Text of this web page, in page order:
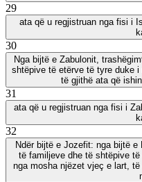
29
ata që u regjistruan nga fisi i
30
Nga bijtë e Zabulonit,
shtëpive të etërve të tyre duke i
të gjithë ata që
31
ata që u regjistruan nga fisi i
32
Ndër bijtë e Jozefit: nga bijtë
të familjeve dhe të shtëpive
nga mosha njëzet vjeç e lart,